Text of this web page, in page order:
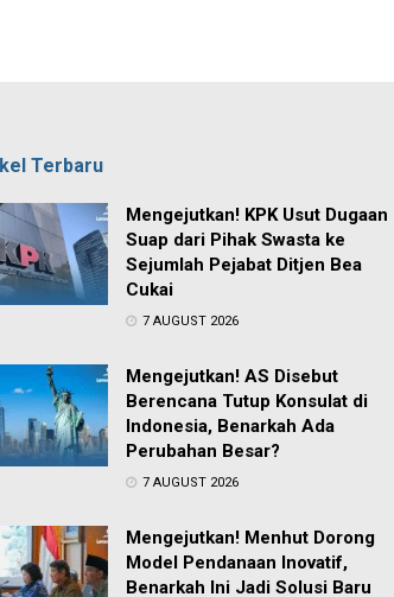
Terbaru
Mengejutkan! KPK Usut Dugaan
Suap dari Pihak Swasta ke
Sejumlah Pejabat Ditjen Bea
Cukai
7 AUGUST 2026
Mengejutkan! AS Disebut
Berencana Tutup Konsulat di
Indonesia, Benarkah Ada
Perubahan Besar?
7 AUGUST 2026
Mengejutkan! Menhut Dorong
Model Pendanaan Inovatif,
Benarkah Ini Jadi Solusi Baru